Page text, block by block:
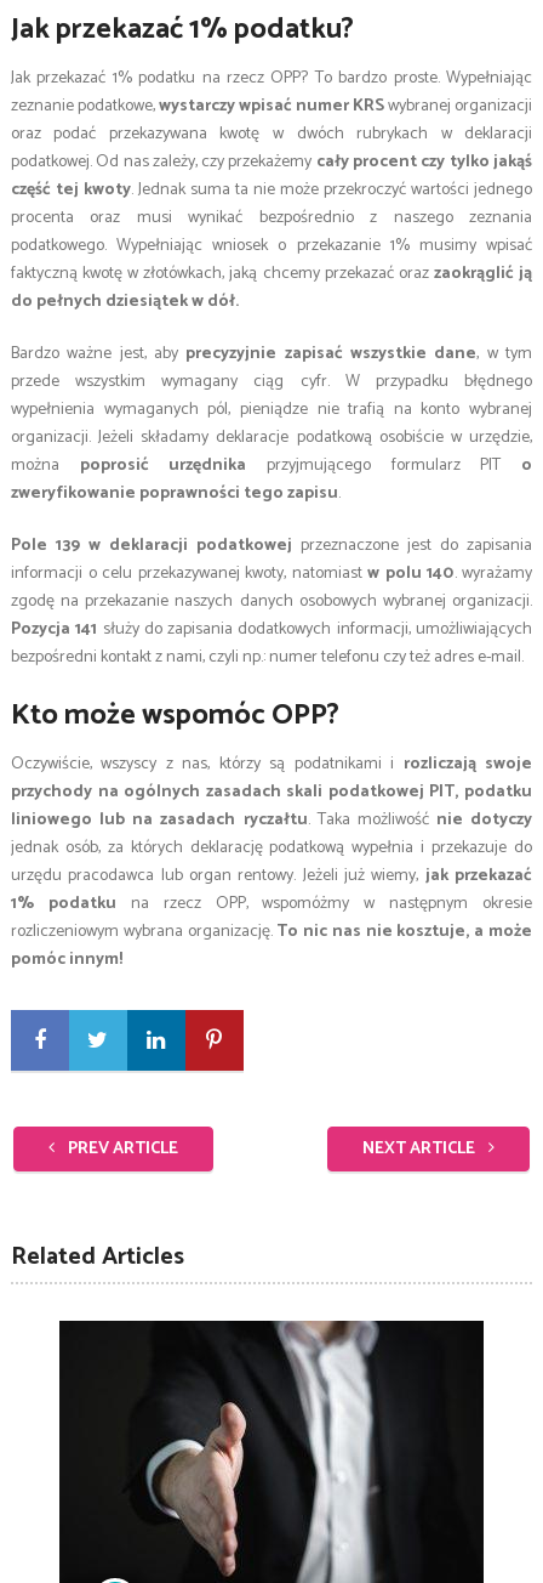
Jak przekazać 1% podatku?
Jak przekazać 1% podatku na rzecz OPP? To bardzo proste. Wypełniając
zeznanie podatkowe,wystarczy wpisać numer KRSwybranej organizacji
oraz podać przekazywana kwotę w dwóch rubrykach w deklaracji
podatkowej. Od nas zależy, czy przekażemy cały procent czy tylko jakąś
część tej kwoty. Jednak suma ta nie może przekroczyć wartości jednego
procenta oraz musi wynikać bezpośrednio z naszego zeznania
podatkowego. Wypełniając wniosek o przekazanie 1% musimy wpisać
faktyczną kwotę w złotówkach, jaką chcemy przekazać orazzaokrąglić ją
do pełnych dziesiątek w dół.
Bardzo ważne jest, aby precyzyjnie zapisać wszystkie dane, w tym
przede wszystkim wymagany ciąg cyfr. W przypadku błędnego
wypełnienia wymaganych pól, pieniądze nie trafią na konto wybranej
organizacji. Jeżeli składamy deklaracje podatkową osobiście w urzędzie,
można poprosić urzędnika przyjmującego formularz PIT o
zweryfikowanie poprawności tego zapisu.
Pole 139 w deklaracji podatkowej przeznaczone jest do zapisania
informacji o celu przekazywanej kwoty, natomiastw polu 140. wyrażamy
zgodę na przekazanie naszych danych osobowych wybranej organizacji.
Pozycja 141 służy do zapisania dodatkowych informacji, umożliwiających
bezpośredni kontakt z nami, czyli np.: numer telefonu czy też adres e-mail.
Kto może wspomóc OPP?
Oczywiście, wszyscy z nas, którzy są podatnikami i rozliczają swoje
przychody na ogólnych zasadach skali podatkowej PIT, podatku
liniowego lub na zasadach ryczałtu. Taka możliwość nie dotyczy
jednak osób, za których deklarację podatkową wypełnia i przekazuje do
urzędu pracodawca lub organ rentowy. Jeżeli już wiemy, jak przekazać
1% podatku na rzecz OPP, wspomóżmy w następnym okresie
rozliczeniowym wybrana organizację.To nic nas nie kosztuje, a może
pomóc innym!
PREV ARTICLE NEXT ARTICLE
Related Articles